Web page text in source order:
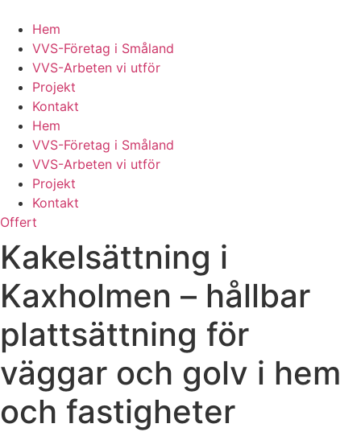
content
Hem
VVS-Företag i Småland
VVS-Arbeten vi utför
Projekt
Kontakt
Hem
VVS-Företag i Småland
VVS-Arbeten vi utför
Projekt
Kontakt
Offert
Kakelsättning i
Kaxholmen – hållbar
plattsättning för
väggar och golv i hem
och fastigheter